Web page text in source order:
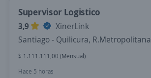
Supervisor Logistico
3,9
XinerLink
Santiago - Quilicura, R.Metropolitana
$ 1.111.111,00 (Mensual)
Hace 5 horas